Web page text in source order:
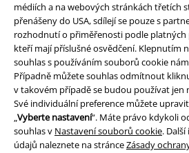
médiích a na webových stránkách třetích
přenášeny do USA, sdílejí se pouze s
rozhodnutí o přiměřenosti podle platných
kteří mají příslušné osvědčení. Klepnutím
souhlas s používáním souborů cookie
Případně můžete souhlas odmítnout
v takovém případě se budou používat jen
Své individuální preference můžete
„Vyberte nastavení“. Máte právo kdykoli
souhlas v Nastavení souborů cookie.
údajů naleznete na stránceZásady